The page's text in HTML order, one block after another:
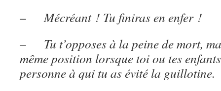
–
Mécréant ! Tu finiras en enfer !
–
Tu t’opposes à la peine de mort,
même position lorsque toi ou tes
personne à qui tu as évité la guillotine.